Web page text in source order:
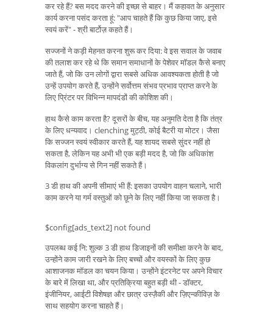
कर रहे हैं? बस मदद करने की इच्छा से बाहर। मैं कहावत के अनुसार
कार्य करना पसंद करता हूं: "आप चाहते हैं कि कुछ किया जाए, इसे
स्वयं करें" - श्री बार्टोज़ कहते हैं।
सज्जनों ने कड़ी मेहनत करना शुरू कर दिया: वे इस सवाल के जवाब
की तलाश कर रहे थे कि समान समाधानों के पेशेवर मॉडल कैसे बनाए
जाते हैं, जो कि उन लोगों द्वारा सबसे अधिक आवश्यकता होती है जो
उन्हें उपयोग करते हैं, उन्होंने सर्वोत्तम संभव प्रभाव प्राप्त करने के
लिए प्रिंटर पर विभिन्न मापदंडों की कोशिश की।
हाथ कैसे काम करता है? दूसरों के बीच, यह अनुमति देता है कि तंत्र
के लिए धन्यवाद। clenching मुट्ठी, कोई बैटरी या मोटर। जैसा
कि सज्जन स्वयं स्वीकार करते हैं, यह शायद सबसे सुंदर नहीं हो
सकता है, लेकिन यह अभी भी एक बड़ी मदद है, जो कि अधिकांश
विकलांग दुर्भाग्य से गिन नहीं सकते हैं।
3 डी हाथ की अपनी सीमाएं भी हैं: इसका उपयोग वाहन चलाने, भारी
काम करने या गर्म वस्तुओं को छूने के लिए नहीं किया जा सकता है।
$config[ads_text2] not found
उपलब्ध कई नि: शुल्क 3 डी हाथ डिजाइनों की समीक्षा करने के बाद,
उन्होंने काम जारी रखने के लिए बच्चों और वयस्कों के लिए कुछ
आशाजनक मॉडल का चयन किया। उन्होंने इंटरनेट पर अपने विचार
के बारे में लिखा था, और प्रतिक्रिया बहुत बड़ी थी - डॉक्टर,
इंजीनियर, आईटी विशेषज्ञ और छात्र उस्ज़ैकी और ज़िएन्कीविज़ के
साथ सहयोग करना चाहते हैं।